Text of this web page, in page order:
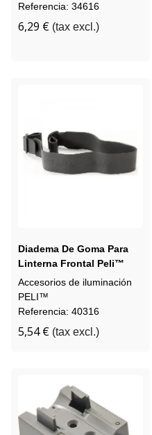
Referencia: 34616
6,29 € (tax excl.)
Diadema De Goma Para
Linterna Frontal Peli™
Accesorios de iluminación
PELI™
Referencia: 40316
5,54 € (tax excl.)